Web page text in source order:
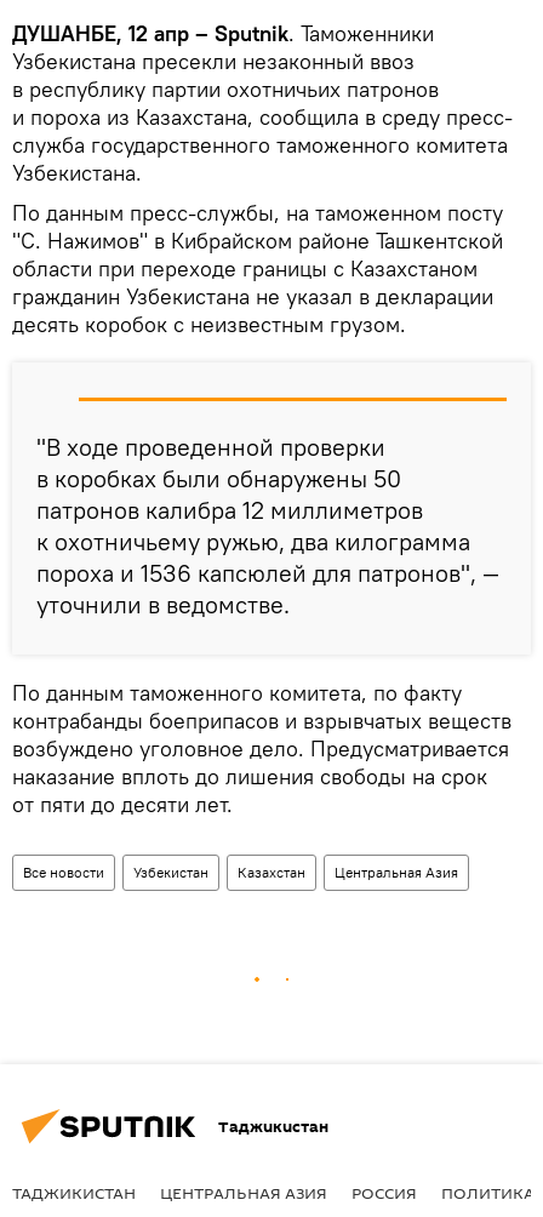
ДУШАНБЕ, 12 апр – Sputnik. Таможенники
Узбекистана пресекли незаконный ввоз
в республику партии охотничьих патронов
и пороха из Казахстана, сообщила в среду пресс-
служба государственного таможенного комитета
Узбекистана.
По данным пресс-службы, на таможенном посту
"С. Нажимов" в Кибрайском районе Ташкентской
области при переходе границы с Казахстаном
гражданин Узбекистана не указал в декларации
десять коробок с неизвестным грузом.
"В ходе проведенной проверки
в коробках были обнаружены 50
патронов калибра 12 миллиметров
к охотничьему ружью, два килограмма
пороха и 1536 капсюлей для патронов", —
уточнили в ведомстве.
По данным таможенного комитета, по факту
контрабанды боеприпасов и взрывчатых веществ
возбуждено уголовное дело. Предусматривается
наказание вплоть до лишения свободы на срок
от пяти до десяти лет.
Все новости Узбекистан Казахстан Центральная Азия
Таджикистан
ТАДЖИКИСТАН ЦЕНТРАЛЬНАЯ АЗИЯ РОССИЯ ПОЛИТИКА